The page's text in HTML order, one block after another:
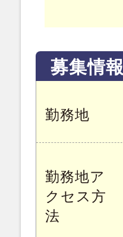
募集情報
勤務地
勤務地ア
クセス方
法